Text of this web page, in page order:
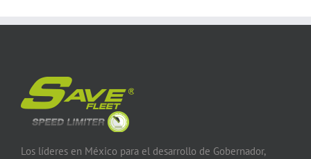
Los líderes en México para el desarrollo de Gobernador,